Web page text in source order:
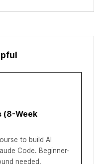
(8-Week
to build AI
Code. Beginner-
needed.